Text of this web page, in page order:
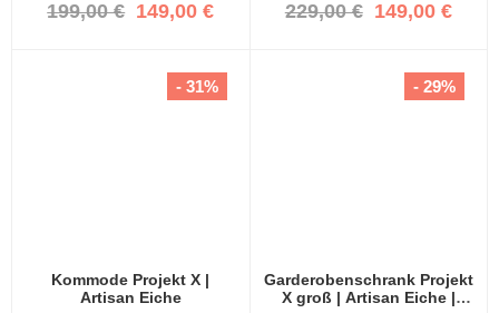
199,00 € 149,00 € 229,00 € 149,00 €
Kommode Projekt X |
Artisan Eiche
- 31%
Garderobenschrank Projekt
X groß | Artisan Eiche |
- 29%